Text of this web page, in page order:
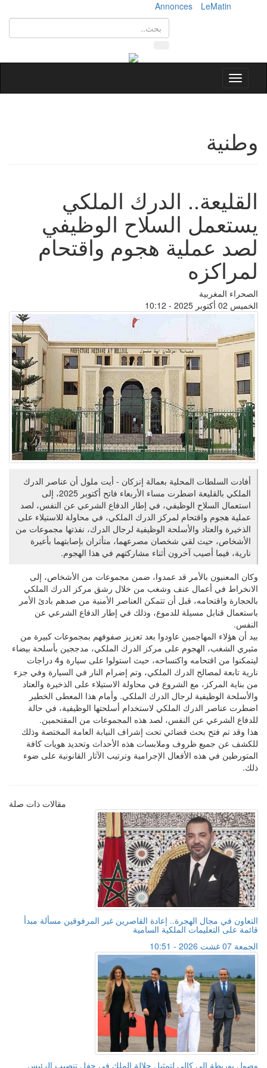
LeMatin
Annonces
Toggle
navigation
وطنية
القليعة.. الدرك الملكي
يستعمل السلاح الوظيفي
لصد عملية هجوم واقتحام
لمراكزه
الصحراء المغربية
الخميس 02 أكتوبر 2025 - 10:12
أفادت السلطات المحلية بعمالة إنزكان - أيت ملول أن عناصر الدرك
الملكي بالقليعة اضطرت مساء الأربعاء فاتح أكتوبر 2025، إلى
استعمال السلاح الوظيفي، في إطار الدفاع الشرعي عن النفس، لصد
عملية هجوم واقتحام لمركز الدرك الملكي، في محاولة للاستيلاء على
الذخيرة والعتاد والأسلحة الوظيفية لرجال الدرك، نفذتها مجموعات من
الأشخاص، حيث لقي شخصان مصرعهما، متأثران بإصابتهما بأعيرة
نارية، فيما أصيب آخرون أثناء مشاركتهم في هذا الهجوم.
وكان المعنيون بالأمر قد عمدوا، ضمن مجموعات من الأشخاص، إلى
الانخراط في أعمال عنف وشغب من خلال رشق مركز الدرك الملكي
بالحجارة واقتحامه، قبل أن تتمكن العناصر الأمنية من صدهم بادئ الأمر
باستعمال قنابل مسيلة للدموع، وذلك في إطار الدفاع الشرعي عن
النفس.
بيد أن هؤلاء المهاجمين عاودوا بعد تعزيز صفوفهم بمجموعات كبيرة من
مثيري الشغب، الهجوم على مركز الدرك الملكي، مدججين بأسلحة بيضاء
ليتمكنوا من اقتحامه واكتساحه، حيث استولوا على سيارة و4 دراجات
نارية تابعة لمصالح الدرك الملكي، وتم إضرام النار في السيارة وفي جزء
من بناية المركز، مع الشروع في محاولة الاستيلاء على الذخيرة والعتاد
والأسلحة الوظيفية لرجال الدرك الملكي. وأمام هذا المعطى الخطير
اضطرت عناصر الدرك الملكي لاستخدام أسلحتها الوظيفية، في حالة
للدفاع الشرعي عن النفس، لصد هذه المجموعات من المقتحمين.
هذا وقد تم فتح بحث قضائي تحت إشراف النيابة العامة المختصة وذلك
للكشف عن جميع ظروف وملابسات هذه الأحداث وتحديد هويات كافة
المتورطين في هذه الأفعال الإجرامية وترتيب الآثار القانونية على ضوء
ذلك.
مقالات ذات صلة
التعاون في مجال الهجرة.. إعادة القاصرين غير المرفوقين مسألة مبدأ
قائمة على التعليمات الملكية السامية
الجمعة 07 غشت 2026 - 10:51
وصول بوريطة إلى كالي لتمثيل جلالة الملك في حفل تنصيب الرئيس